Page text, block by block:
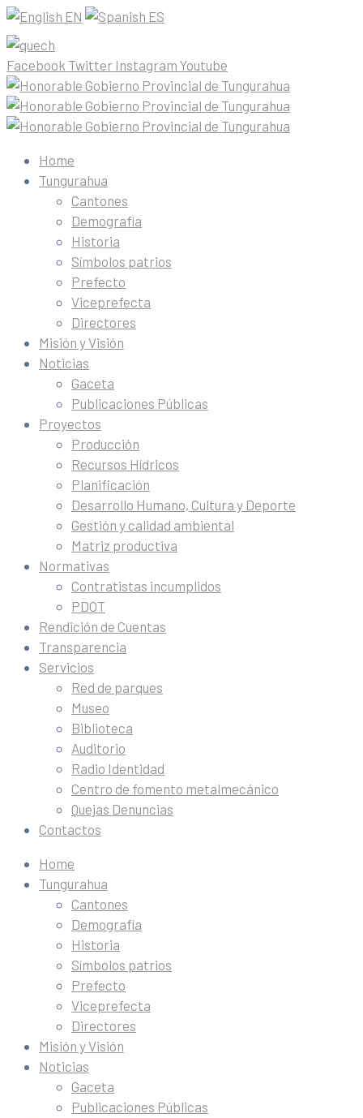
EN ES
Facebook Twitter Instagram Youtube
Home
Tungurahua
Cantones
Demografía
Historia
Símbolos patrios
Prefecto
Viceprefecta
Directores
Misión y Visión
Noticias
Gaceta
Publicaciones Públicas
Proyectos
Producción
Recursos Hídricos
Planificación
Desarrollo Humano, Cultura y Deporte
Gestión y calidad ambiental
Matriz productiva
Normativas
Contratistas incumplidos
PDOT
Rendición de Cuentas
Transparencia
Servicios
Red de parques
Museo
Biblioteca
Auditorio
Radio Identidad
Centro de fomento metalmecánico
Quejas Denuncias
Contactos
Home
Tungurahua
Cantones
Demografía
Historia
Símbolos patrios
Prefecto
Viceprefecta
Directores
Misión y Visión
Noticias
Gaceta
Publicaciones Públicas